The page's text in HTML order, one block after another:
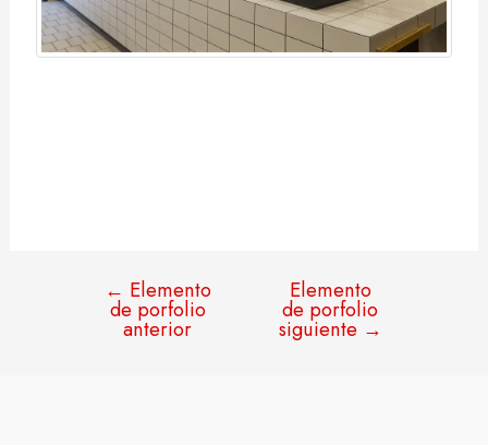
← Elemento
de porfolio
anterior
Elemento
de porfolio
siguiente →